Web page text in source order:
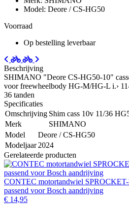
Model: Deore / CS-HG50
Voorraad
Op bestelling leverbaar
Beschrijving
SHIMANO "Deore CS-HG50-10"
voor freewheelbody HG-M/HG-L i.›
36 tanden
Specificaties
Omschrijving Shim cass 10v 11/36
Merk
SHIMANO
Model
Deore / CS-HG50
Modeljaar 2024
Gerelateerde producten
CONTEC motortandwiel SPROCKET-
passend voor Bosch aandrijving
€ 14,95